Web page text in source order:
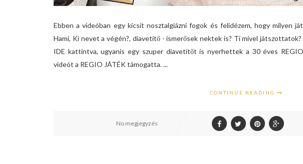
Ebben a videóban egy kicsit nosztalgiázni fogok és felidézem, hogy milyen
Hami, Ki nevet a végén?, diavetítő - ismerősek nektek is? Ti mivel
IDE kattintva, ugyanis egy szuper diavetítőt is nyerhettek a 30 éves
videót a REGIO JÁTÉK támogatta. ...
CONTINUE READING
No megjegyzés